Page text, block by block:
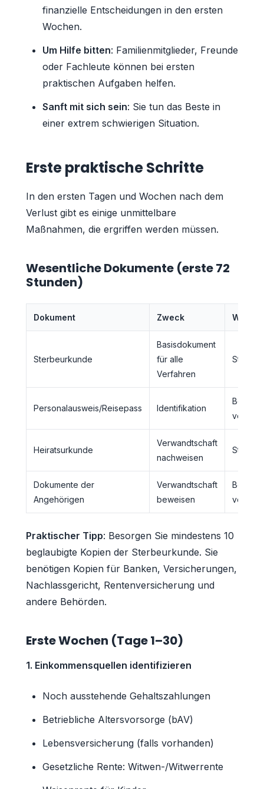
finanzielle Entscheidungen in den ersten
Wochen.
Um Hilfe bitten: Familienmitglieder, Freunde
oder Fachleute können bei ersten
praktischen Aufgaben helfen.
Sanft mit sich sein: Sie tun das Beste in
einer extrem schwierigen Situation.
Erste praktische Schritte
In den ersten Tagen und Wochen nach dem
Verlust gibt es einige unmittelbare
Maßnahmen, die ergriffen werden müssen.
Wesentliche Dokumente (erste 72
Stunden)
Dokument Zweck Wo
Sterbeurkunde
Basisdokument
für alle
Verfahren
Personalausweis/Reisepass Identifikation
Bereits
Heiratsurkunde
Verwandtschaft
nachweisen
Dokumente der
Angehörigen
Verwandtschaft
beweisen
Bereits
Praktischer Tipp: Besorgen Sie mindestens 10
beglaubigte Kopien der Sterbeurkunde. Sie
benötigen Kopien für Banken, Versicherungen,
Nachlassgericht, Rentenversicherung und
andere Behörden.
Erste Wochen (Tage 1–30)
1. Einkommensquellen identifizieren
Noch ausstehende Gehaltszahlungen
Betriebliche Altersvorsorge (bAV)
Lebensversicherung (falls vorhanden)
Gesetzliche Rente: Witwen-/Witwerrente